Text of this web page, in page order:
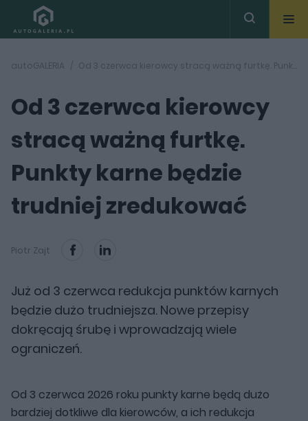
autoGALERIA Od 3 czerwca kierowcy stracą ważną furtkę. Punkty karne będzie trudniej zredukować
Od 3 czerwca kierowcy
stracą ważną furtkę.
Punkty karne będzie
trudniej zredukować
Piotr Zajt
Już od 3 czerwca redukcja punktów karnych
będzie dużo trudniejsza. Nowe przepisy
dokręcają śrubę i wprowadzają wiele
ograniczeń.
Od 3 czerwca 2026 roku punkty karne będą dużo
bardziej dotkliwe dla kierowców, a ich redukcja